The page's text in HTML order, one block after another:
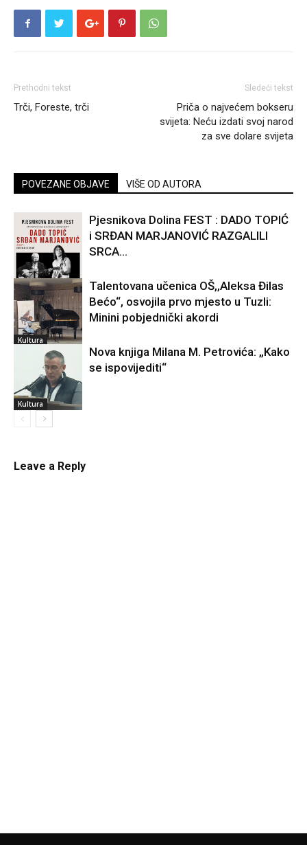
Prethodni tekst
Trči, Foreste, trči
Sledeći tekst
Priča o najvećem bokseru
svijeta: Neću izdati svoj narod
za sve dolare svijeta
POVEZANE OBJAVE VIŠE OD AUTORA
Kultura
Pjesnikova Dolina FEST : DADO TOPIĆ
i SRĐAN MARJANOVIĆ RAZGALILI
SRCA...
Kultura
Talentovana učenica OŠ,,Aleksa Đilas
Bećo“, osvojila prvo mjesto u Tuzli:
Minini pobjednički akordi
Kultura
Nova knjiga Milana M. Petrovića: „Kako
se ispovijediti“
Leave a Reply